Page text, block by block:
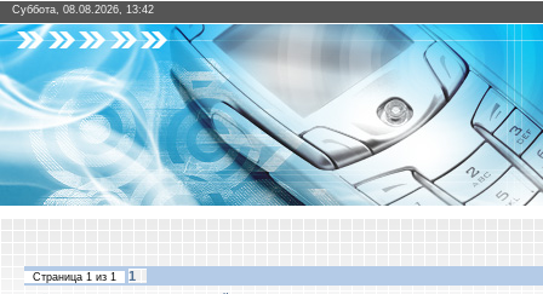
Суббота, 08.08.2026, 13:42
Страница 1 из 1 1